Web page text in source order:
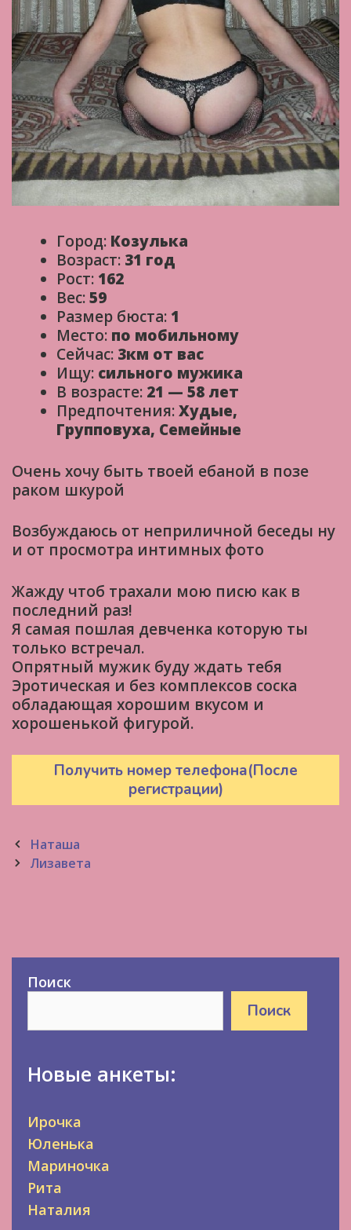
Город: Козулька
Возраст: 31 год
Рост: 162
Вес:59
Размер бюста: 1
Место: по мобильному
Сейчас: 3км от вас
Ищу: сильного мужика
В возрасте: 21 — 58 лет
Предпочтения:Худые,
Групповуха, Семейные
Очень хочу быть твоей ебаной в позе
раком шкурой
Возбуждаюсь от неприличной беседы ну
и от просмотра интимных фото
Жажду чтоб трахали мою писю как в
последний раз!
Я самая пошлая девченка которую ты
только встречал.
Опрятный мужик буду ждать тебя
Эротическая и без комплексов соска
обладающая хорошим вкусом и
хорошенькой фигурой.
Получить номер телефона(После
регистрации)
Post
navigation
Наташа
Лизавета
Поиск
Поиск
Новые анкеты:
Ирочка
Юленька
Мариночка
Рита
Наталия